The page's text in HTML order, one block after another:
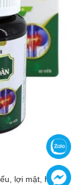
lợi mật, hỗ trợ